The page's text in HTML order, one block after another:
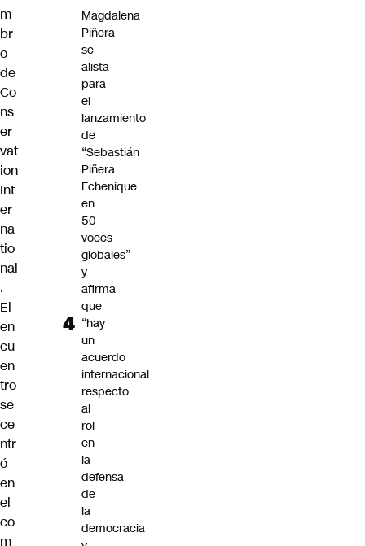
m
br
o
de
Co
ns
er
vat
ion
Int
er
na
tio
nal
.
El
en
cu
en
tro
se
ce
ntr
ó
en
el
co
m
Magdalena
Piñera
se
alista
para
el
lanzamiento
de
“Sebastián
Piñera
Echenique
en
50
voces
globales”
y
afirma
que
“hay
un
acuerdo
internacional
respecto
al
rol
en
la
defensa
de
la
democracia